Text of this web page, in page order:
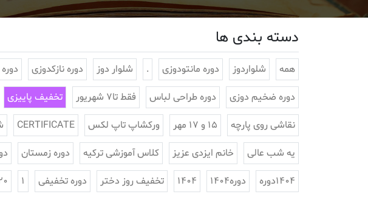
دسته بندی ها
همه شلواردوز دوره مانتودوزی . شلوار دوز دوره نازکدوزی
دوره ضخیم دوزی دوره طراحی لباس فقط تا7 شهریور تخفیف پاییزی
نقاشی روی پارچه 15 و 17 مهر ورکشاپ تاپ لکس CERTIFICATE
یه شب عالی خانم ایزدی عزیز کلاس آموزشی ترکیه دوره زمستان
1404دوره دوره1404 1404 تخفیف روز دختر دوره تخفیفی 1 20 درصد